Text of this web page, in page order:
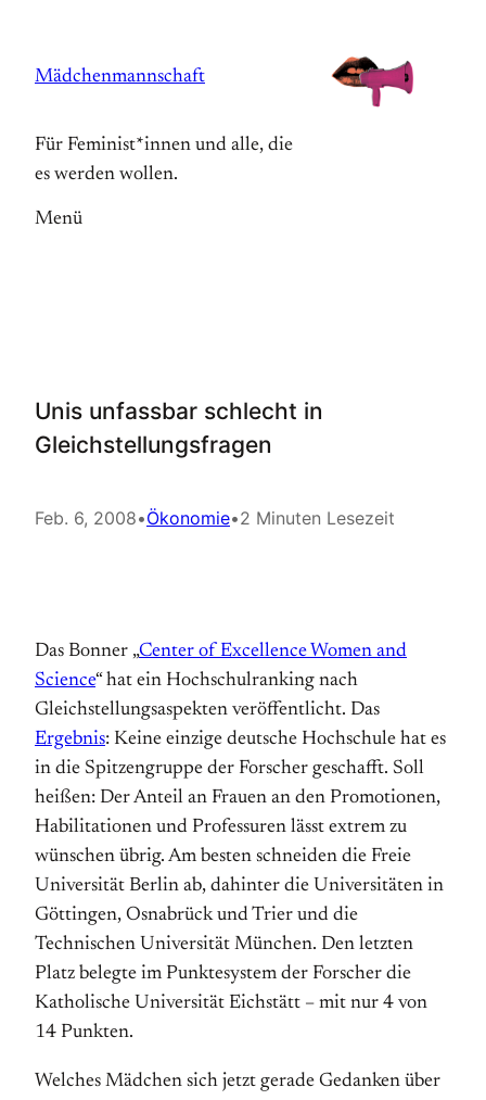
springen
Mädchenmannschaft
Für Feminist*innen und alle, die
es werden wollen.
Menü
Unis unfassbar schlecht in
Gleichstellungsfragen
Feb. 6, 2008•Ökonomie•2 Minuten Lesezeit
Das Bonner „Center of Excellence Women and
Science“ hat ein Hochschulranking nach
Gleichstellungsaspekten veröffentlicht. Das
Ergebnis: Keine einzige deutsche Hochschule hat es
in die Spitzengruppe der Forscher geschafft. Soll
heißen: Der Anteil an Frauen an den Promotionen,
Habilitationen und Professuren lässt extrem zu
wünschen übrig. Am besten schneiden die Freie
Universität Berlin ab, dahinter die Universitäten in
Göttingen, Osnabrück und Trier und die
Technischen Universität München. Den letzten
Platz belegte im Punktesystem der Forscher die
Katholische Universität Eichstätt – mit nur 4 von
14 Punkten.
Welches Mädchen sich jetzt gerade Gedanken über